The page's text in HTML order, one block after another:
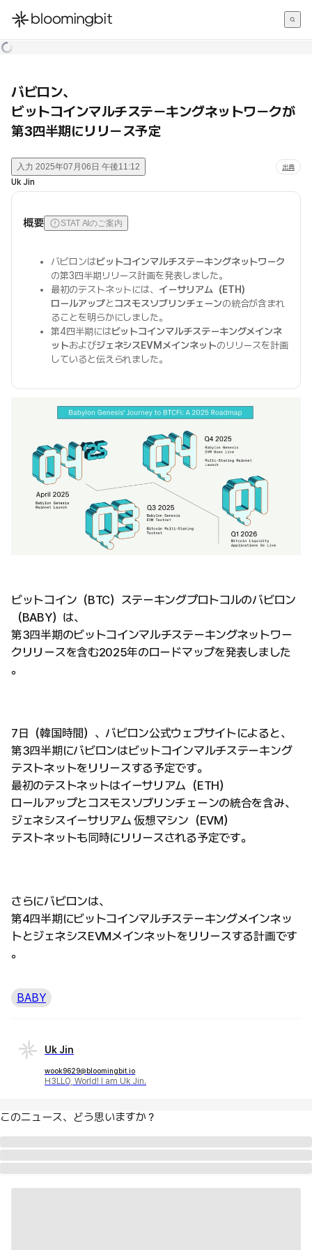
한국어
バビロン、
ビットコインマルチステーキングネットワークが
第3四半期にリリース予定
入力 2025年07月06日 午後11:12 出典
Uk Jin
概要 STAT AIのご案内
バビロンはビットコインマルチステーキングネットワーク
の第3四半期リリース計画を発表しました。
最初のテストネットには、 イーサリアム（ETH）
ロールアップとコスモスソブリンチェーンの統合が含まれ
ることを明らかにしました。
第4四半期にはビットコインマルチステーキングメインネ
ットおよびジェネシスEVMメインネットのリリースを計画
していると伝えられました。
ビットコイン（BTC）ステーキングプロトコルのバビロン
（BABY）は、
第3四半期のビットコインマルチステーキングネットワー
クリリースを含む2025年のロードマップを発表しました
。
7日（韓国時間）、バビロン公式ウェブサイトによると、
第3四半期にバビロンはビットコインマルチステーキング
テストネットをリリースする予定です。
最初のテストネットはイーサリアム（ETH）
ロールアップとコスモスソブリンチェーンの統合を含み、
ジェネシスイーサリアム 仮想マシン（EVM）
テストネットも同時にリリースされる予定です。
さらにバビロンは、
第4四半期にビットコインマルチステーキングメインネッ
トとジェネシスEVMメインネットをリリースする計画です
。
BABY
Uk Jin
wook9629@bloomingbit.io
H3LLO, World! I am Uk Jin.
このニュース、どう思いますか？